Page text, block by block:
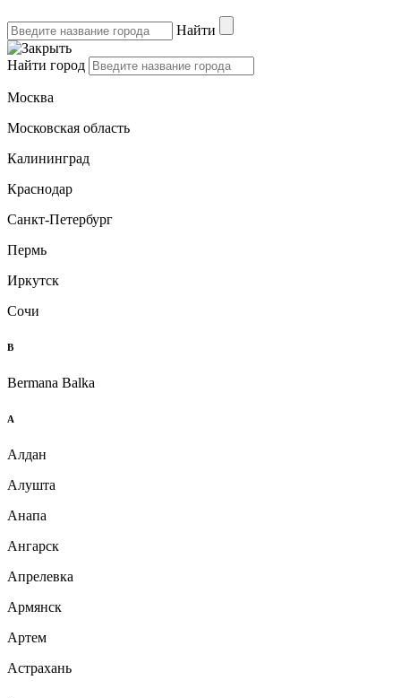
Найти
Найти город
Москва
Московская область
Калининград
Краснодар
Санкт-Петербург
Пермь
Иркутск
Сочи
B
Bermana Balka
А
Алдан
Алушта
Анапа
Ангарск
Апрелевка
Армянск
Артем
Астрахань